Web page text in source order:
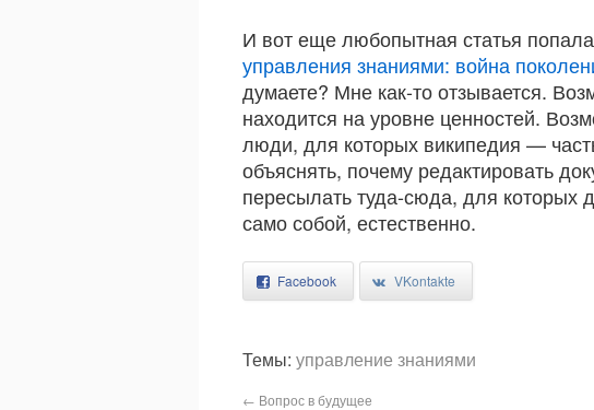
И вот еще любопытная статья
управления знаниями: война
думаете? Мне как-то отзывается.
находится на уровне ценностей.
люди, для которых википедия —
объяснять, почему редактировать
пересылать туда-сюда, для которых
само собой, естественно.
Facebook VKontakte
Темы: управление знаниями
← Вопрос в будущее